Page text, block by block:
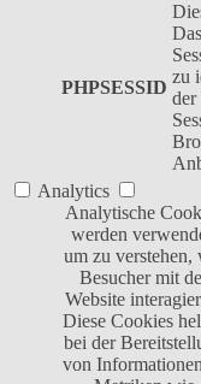
PHPSESSID
zu
der
Analytics
Analytische
werden
um zu verstehen,
Besucher mit
Website
Diese Cookies
bei der
von